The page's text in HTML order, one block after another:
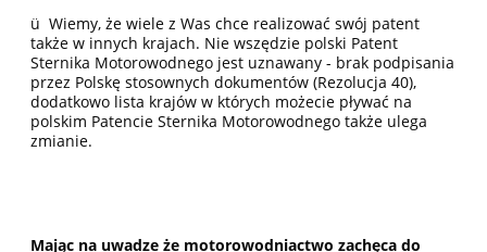
ü Wiemy, że wiele z Was chce realizować swój patent
także w innych krajach. Nie wszędzie polski Patent
Sternika Motorowodnego jest uznawany - brak podpisania
przez Polskę stosownych dokumentów (Rezolucja 40),
dodatkowo lista krajów w których możecie pływać na
polskim Patencie Sternika Motorowodnego także ulega
zmianie.
Mając na uwadze że motorowodniactwo zachęca do